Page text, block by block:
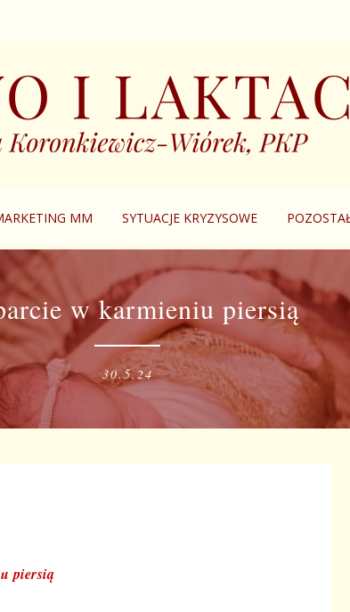
MM SYTUACJE KRYZYSOWE
w karmieniu piersią
30.5.24
piersią